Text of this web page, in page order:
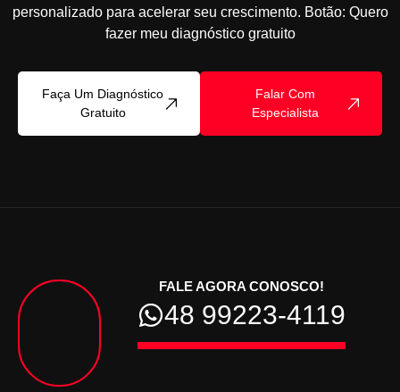
personalizado para acelerar seu crescimento. Botão: Quero
fazer meu diagnóstico gratuito
Faça Um Diagnóstico
Gratuito
Falar Com
Especialista
FALE AGORA CONOSCO!
48 99223-4119